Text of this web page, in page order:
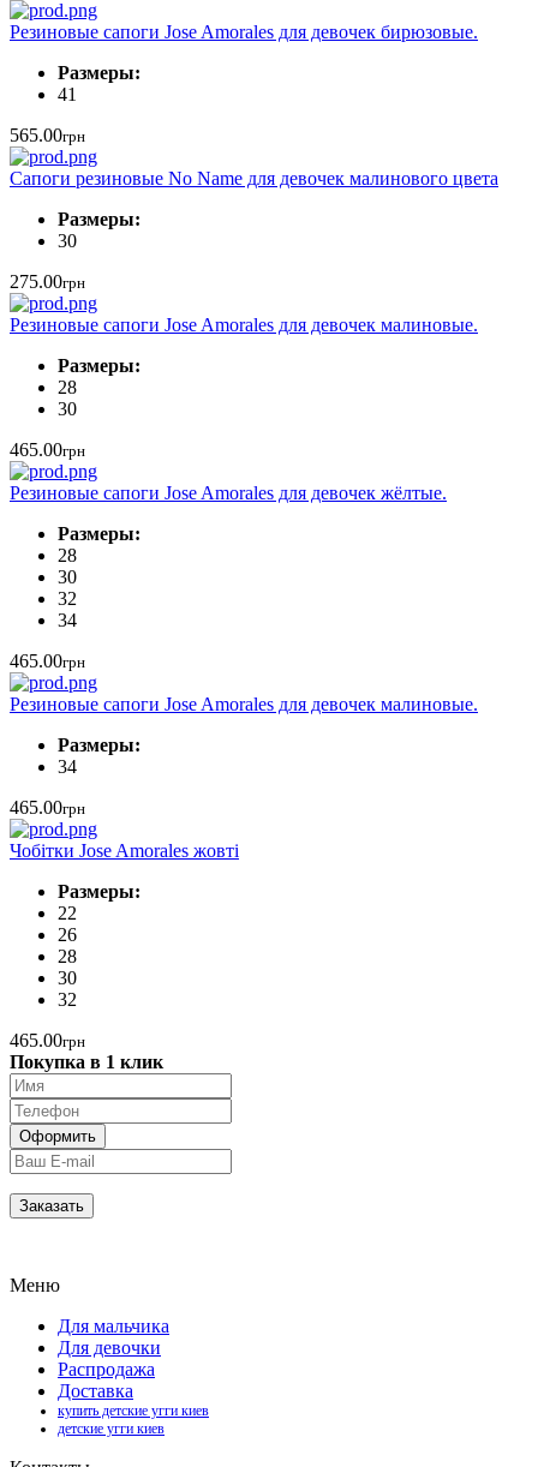
Резиновые сапоги Jose Amorales для девочек бирюзовые.
Размеры:
41
565.00грн
Сапоги резиновые No Name для девочек малинового цвета
Размеры:
30
275.00грн
Резиновые сапоги Jose Amorales для девочек малиновые.
Размеры:
28
30
465.00грн
Резиновые сапоги Jose Amorales для девочек жёлтые.
Размеры:
28
30
32
34
465.00грн
Резиновые сапоги Jose Amorales для девочек малиновые.
Размеры:
34
465.00грн
Чобітки Jose Amorales жовті
Размеры:
22
26
28
30
32
465.00грн
Покупка в 1 клик
Меню
Для мальчика
Для девочки
Распродажа
Доставка
купить детские угги киев
детские угги киев